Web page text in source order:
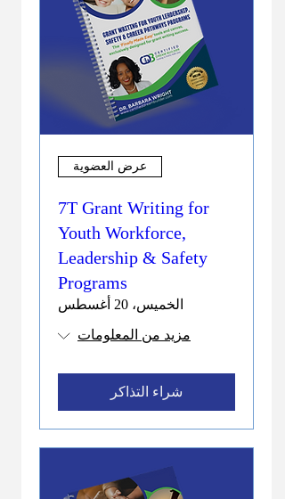
عرض العضوية
7T Grant Writing for
Youth Workforce,
Leadership & Safety
Programs
الخميس، 20 أغسطس
مزيد من المعلومات
شراء التذاكر